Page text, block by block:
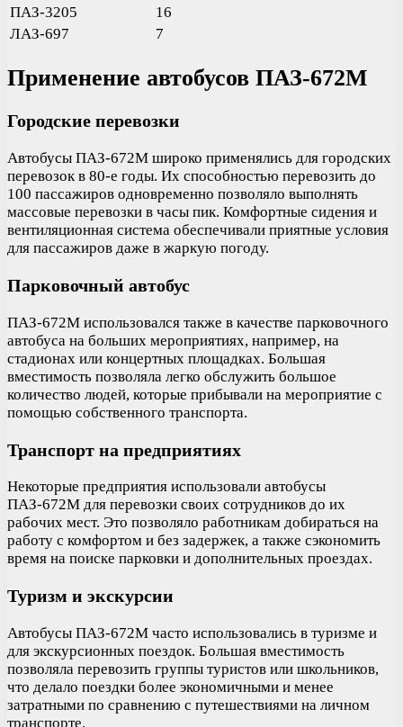
ПАЗ-3205
16
ЛАЗ-697
7
Применение автобусов ПАЗ-672М
Городские перевозки
Автобусы ПАЗ-672М широко применялись для городских
перевозок в 80-е годы. Их способностью перевозить до
100 пассажиров одновременно позволяло выполнять
массовые перевозки в часы пик. Комфортные сидения и
вентиляционная система обеспечивали приятные условия
для пассажиров даже в жаркую погоду.
Парковочный автобус
ПАЗ-672М использовался также в качестве парковочного
автобуса на больших мероприятиях, например, на
стадионах или концертных площадках. Большая
вместимость позволяла легко обслужить большое
количество людей, которые прибывали на мероприятие с
помощью собственного транспорта.
Транспорт на предприятиях
Некоторые предприятия использовали автобусы
ПАЗ-672М для перевозки своих сотрудников до их
рабочих мест. Это позволяло работникам добираться на
работу с комфортом и без задержек, а также сэкономить
время на поиске парковки и дополнительных проездах.
Туризм и экскурсии
Автобусы ПАЗ-672М часто использовались в туризме и
для экскурсионных поездок. Большая вместимость
позволяла перевозить группы туристов или школьников,
что делало поездки более экономичными и менее
затратными по сравнению с путешествиями на личном
транспорте.